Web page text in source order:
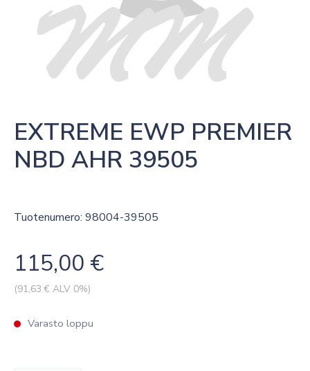
EXTREME EWP PREMIER
NBD AHR 39505
Tuotenumero: 98004-39505
115,00 €
(91,63 € ALV 0%)
Varasto loppu